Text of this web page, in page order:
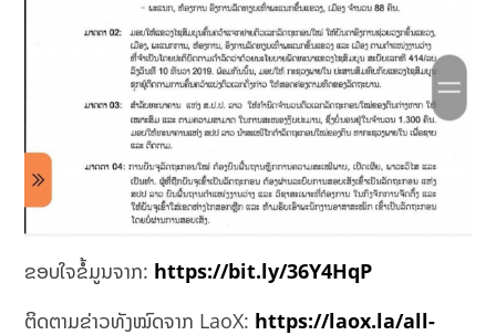
ຂອບໃຈຂໍ້ມູນຈາກ: https://bit.ly/36Y4HqP
ຕິດຕາມຂ່າວທັງໝົດຈາກ LaoX: https://laox.la/all-